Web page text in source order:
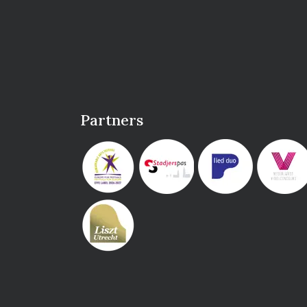
Partners